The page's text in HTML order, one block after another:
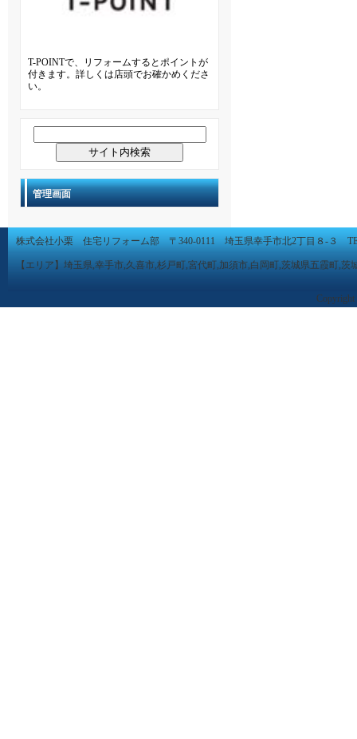
T-POINTで、リフォームするとポイントが
付きます。詳しくは店頭でお確かめくださ
い。
管理画面
株式会社小栗 住宅リフォーム部 〒340-0111 埼玉県幸手市北2丁目８-３
【エリア】埼玉県,幸手市,久喜市,杉戸町,宮代町,加須市,白岡町,茨城県五霞町,茨